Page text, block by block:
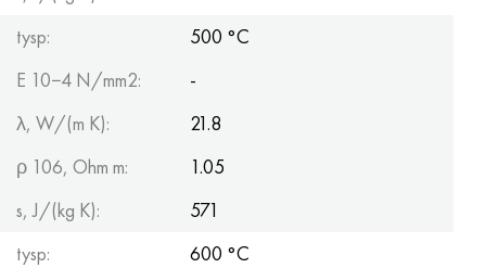
tysp:
500 °С
E 10−4 N/mm2:
-
λ, W/(m K):
21.8
ρ 106, Ohm m:
1.05
s, J/(kg K):
571
tysp:
600 °С